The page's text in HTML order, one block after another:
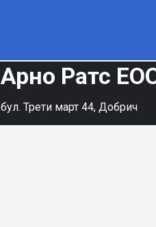
Арно Ратс
бул. Трети март 44, Добрич